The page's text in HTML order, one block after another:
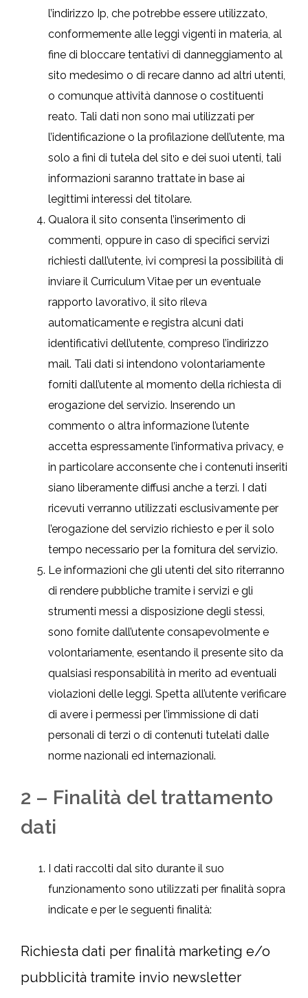
l’indirizzo Ip, che potrebbe essere utilizzato,
conformemente alle leggi vigenti in materia, al
fine di bloccare tentativi di danneggiamento al
sito medesimo o di recare danno ad altri utenti,
o comunque attività dannose o costituenti
reato. Tali dati non sono mai utilizzati per
l’identificazione o la profilazione dell’utente, ma
solo a fini di tutela del sito e dei suoi utenti, tali
informazioni saranno trattate in base ai
legittimi interessi del titolare.
Qualora il sito consenta l’inserimento di
commenti, oppure in caso di specifici servizi
richiesti dall’utente, ivi compresi la possibilità di
inviare il Curriculum Vitae per un eventuale
rapporto lavorativo, il sito rileva
automaticamente e registra alcuni dati
identificativi dell’utente, compreso l’indirizzo
mail. Tali dati si intendono volontariamente
forniti dall’utente al momento della richiesta di
erogazione del servizio. Inserendo un
commento o altra informazione l’utente
accetta espressamente l’informativa privacy, e
in particolare acconsente che i contenuti inseriti
siano liberamente diffusi anche a terzi. I dati
ricevuti verranno utilizzati esclusivamente per
l’erogazione del servizio richiesto e per il solo
tempo necessario per la fornitura del servizio.
Le informazioni che gli utenti del sito riterranno
di rendere pubbliche tramite i servizi e gli
strumenti messi a disposizione degli stessi,
sono fornite dall’utente consapevolmente e
volontariamente, esentando il presente sito da
qualsiasi responsabilità in merito ad eventuali
violazioni delle leggi. Spetta all’utente verificare
di avere i permessi per l’immissione di dati
personali di terzi o di contenuti tutelati dalle
norme nazionali ed internazionali.
2 – Finalità del trattamento
dati
I dati raccolti dal sito durante il suo
funzionamento sono utilizzati per finalità sopra
indicate e per le seguenti finalità:
Richiesta dati per finalità marketing e/o
pubblicità tramite invio newsletter